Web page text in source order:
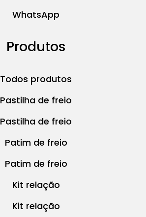
WhatsApp
Produtos
Todos produtos
Pastilha de freio
Pastilha de freio
Patim de freio
Patim de freio
Kit relação
Kit relação